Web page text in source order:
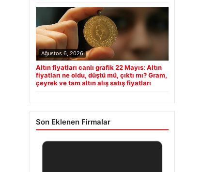
Ağustos 6, 2026
Altın fiyatları canlı grafik 22 Mayıs: Altın
fiyatları ne oldu, düştü mü, çıktı mı? Gram,
çeyrek ve tam altın alış satış fiyatları
Son Eklenen Firmalar